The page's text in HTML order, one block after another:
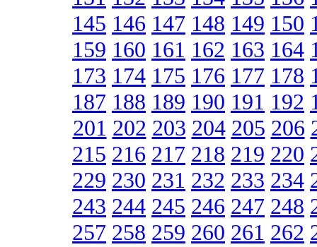
145 146 147 148 149 150
159 160 161 162 163 164
173 174 175 176 177 178
187 188 189 190 191 192
201 202 203 204 205 206
215 216 217 218 219 220
229 230 231 232 233 234
243 244 245 246 247 248
257 258 259 260 261 262